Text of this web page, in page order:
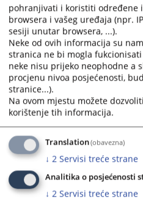
najčešće postavljana sudu, a vezana
vezane za sam sud.
Grupa Raspored suđenja prikazuje
sudu za određeni vremenski period.
Grupa Vijesti iz pravosuđa obuhvata
pravosuđe BiH u cjelini.
Unutar svih grupa starije novosti i
naslovnici nisu zbrisane. Klikom na
aktuelnosti ili drugih informacija.
Rad suda
Klikom na Rad suda otvoriti će vam
novostima (arhivom) koje su vezane za
Klikom na neku od kategorija možete
koje na sudu možete dobiti, o samoj
pohranjivati i koristiti određene
browsera i vašeg uređaja (npr.
sesiji unutar browsera, ...).
Neke od ovih informacija su
stranica ne bi mogla
neke nisu prijeko neophodne a
procjenu nivoa posjećenosti,
stranice...).
Na ovom mjestu možete
korištenje tih informacija.
Translation(obavezna)
↓ 2 Servisi treće strane
Analitika o posjećenosti
↓ 2 Servisi treće strane